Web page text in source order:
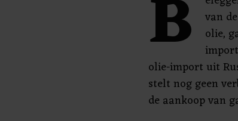
B
van
olie,
olie-import uit
stelt nog geen
de aankoop van